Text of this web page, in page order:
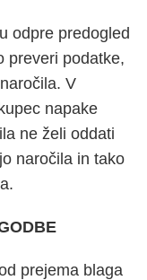
odpre predogled
preveri podatke,
V
napake
ne želi oddati
naročila in tako
prejema blaga